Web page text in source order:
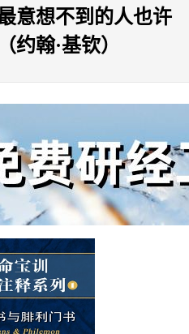
意想不到的人也许
约翰·基钦）